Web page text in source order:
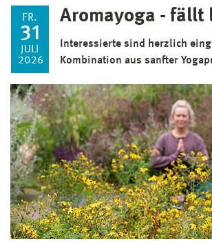
FR.
31
JULI
2026
Aromayoga - fällt
Interessierte sind herzlich
Kombination aus sanfter